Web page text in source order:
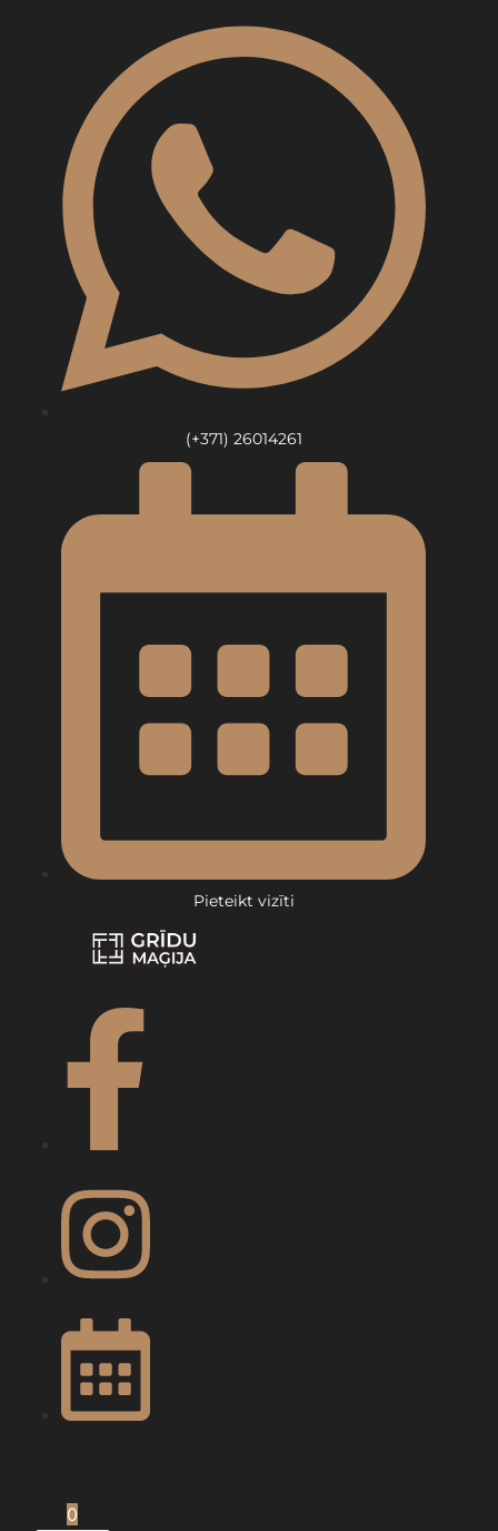
(+371) 26014261
Pieteikt vizīti
0